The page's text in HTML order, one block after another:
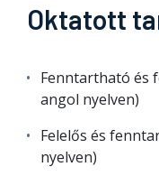
Oktatott
Fenntartható és
angol nyelven)
Felelős és
nyelven)